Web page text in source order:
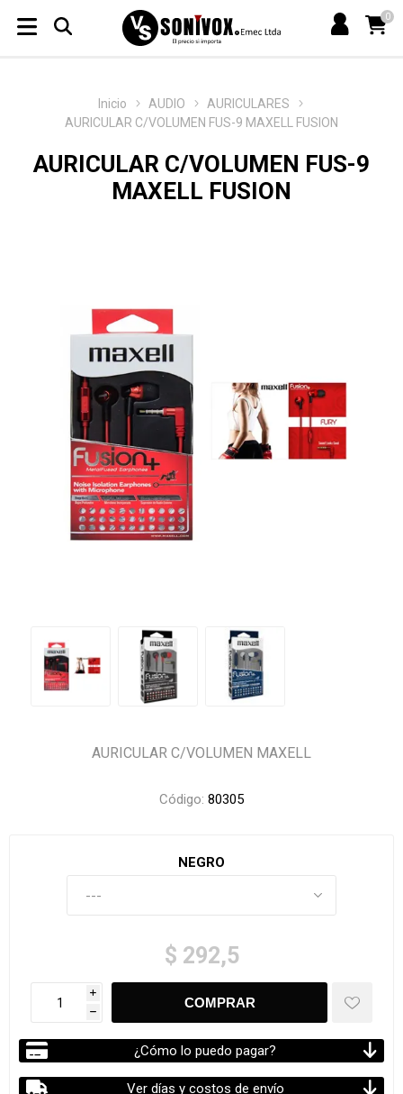
0
Inicio AUDIO
AURICULARES
AURICULAR C/VOLUMEN FUS-9 MAXELL FUSION
AURICULAR C/VOLUMEN FUS-9
MAXELL FUSION
AURICULAR C/VOLUMEN MAXELL
Código: 80305
NEGRO
$ 292,5
i
h
¿Cómo lo puedo pagar?
Ver días y costos de envío